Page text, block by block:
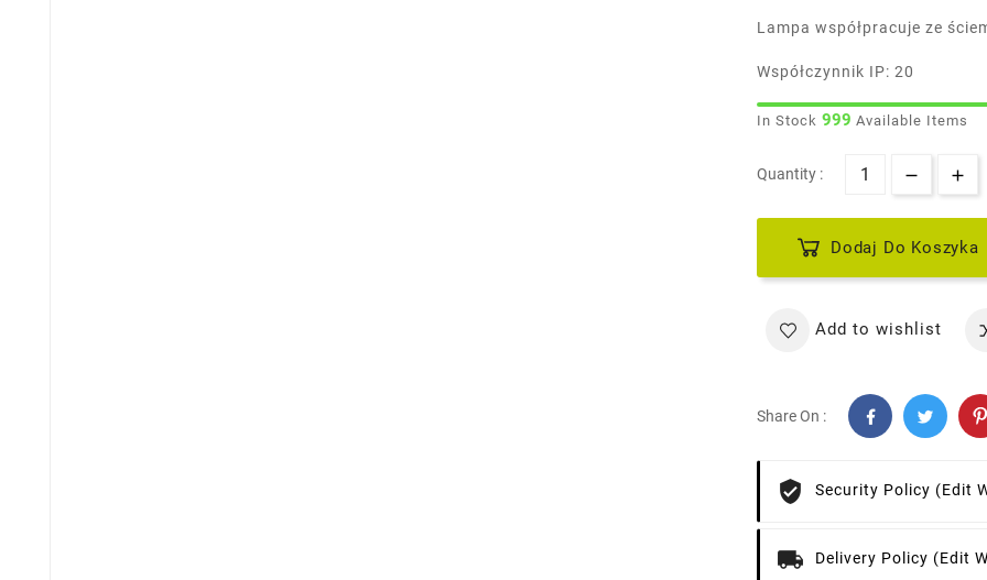
Lampa współpracuje ze
Współczynnik IP: 20
In Stock 999 Available Items
Quantity :
Dodaj Do Koszyka
Add to wishlist
Share On :
Security Policy (edit
Delivery Policy (edit